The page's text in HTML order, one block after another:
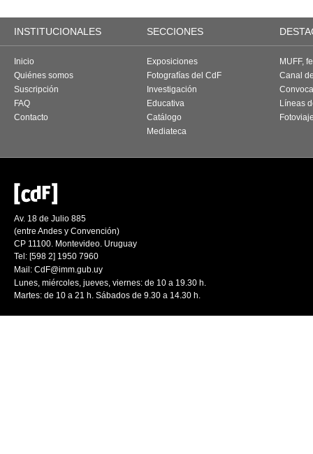
INSTITUCIONALES SECCIONES
Inicio
Quiénes somos
Suscripción
FAQ
Contacto
Exposiciones
Fotografías del CdF
Investigación
Educativa
Catálogo
Mediateca
MUFF,
Canal
Líneas
Av. 18 de Julio 885
(entre Andes y Convención)
CP 11100. Montevideo. Uruguay
Tel: [598 2] 1950 7960
Mail: CdF@imm.gub.uy
Lunes, miércoles, jueves, viernes: de 10 a 19.30 h.
Martes: de 10 a 21 h. Sábados de 9.30 a 14.30 h.